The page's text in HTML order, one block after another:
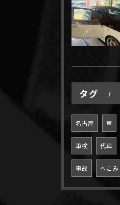
タグ
名古屋 車
車検 代車
事故 へこみ